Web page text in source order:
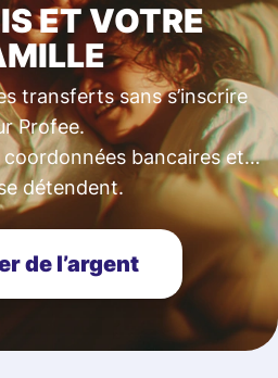
ET VOTRE
transferts sans s’inscrire
Profee.
coordonnées bancaires et…
détendent.
de l’argent